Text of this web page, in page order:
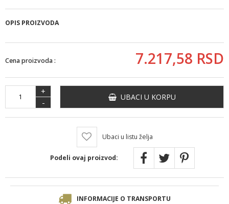
OPIS PROIZVODA
Cena proizvoda : 7.217,58 RSD
+
-
UBACI U KORPU
Ubaci u listu želja
Podeli ovaj proizvod:
INFORMACIJE O TRANSPORTU